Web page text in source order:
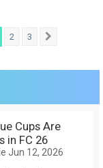
2 3
Cups Are
in FC 26
Jun 12, 2026